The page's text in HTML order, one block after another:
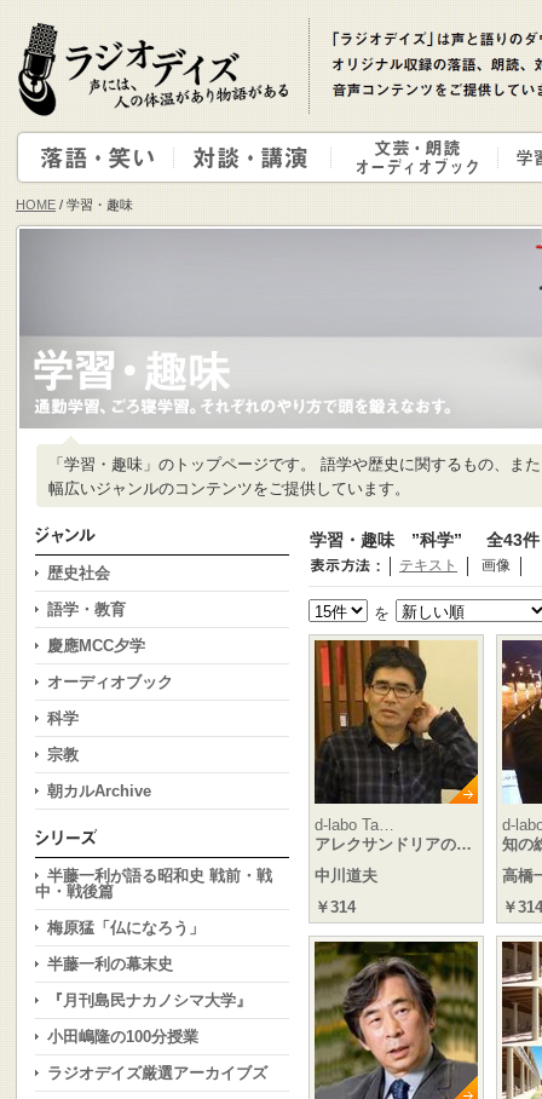
HOME / 学習・趣味
「学習・趣味」のトップページです。 語学や歴史に関するもの、ま
幅広いジャンルのコンテンツをご提供しています。
学習・趣味 ”科学” 全43件
テキスト 画像
を
d-labo Ta…
アレクサンドリアの…
中川道夫
￥314
d-
知の
高橋
￥314
歴史社会
語学・教育
慶應MCC夕学
オーディオブック
科学
宗教
朝カルArchive
半藤一利が語る昭和史 戦前・戦
中・戦後篇
梅原猛「仏になろう」
半藤一利の幕末史
『月刊島民ナカノシマ大学』
小田嶋隆の100分授業
ラジオデイズ厳選アーカイブズ